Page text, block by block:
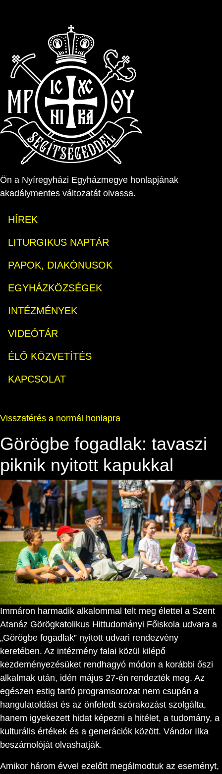
Ön a Nyíregyházi Egyházmegye honlapjának
akadálymentes változatát olvassa.
HÍREK
LITURGIKUS NAPTÁR
PAPOK, DIAKÓNUSOK
EGYHÁZKÖZSÉGEK
INTÉZMÉNYEK
VIDEÓTÁR
ÉLŐ KÖZVETÍTÉS
KAPCSOLAT
Visszatérés a normál honlapra
Görögbe fogadlak: tavaszi
piknik nyitott kapukkal
Immáron harmadik alkalommal telt meg élettel a Szent
Atanáz Görögkatolikus Hittudományi Főiskola udvara a
„Görögbe fogadlak” nyitott udvari rendezvény
keretében. Az intézmény falai közül kilépő
kezdeményezésüket rendhagyó módon a korábbi őszi
alkalmak után, idén május 27-én rendezték meg. Az
egészen estig tartó programsorozat nem csupán a
hangulatoldást és az önfeledt szórakozást szolgálta,
hanem igyekezett hidat képezni a hitélet, a tudomány, a
kulturális értékek és a generációk között. Vándor Ilka
beszámolóját olvashatják.
Amikor három évvel ezelőtt megálmodtuk az eseményt,